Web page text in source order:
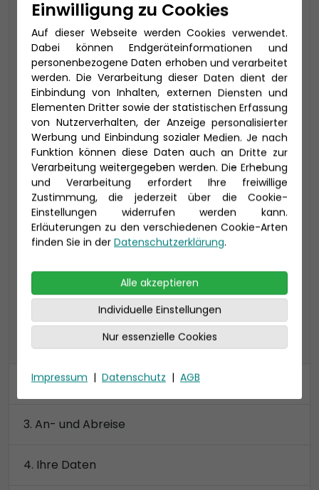
-150 € - Frühbucher Plus
2-Bett Veranda Komfort (VA)
24-37 qm, inklusive Veranda (4-16 qm)
VA: bis zu 4 Personen, 2 Bäder: Toilette und
Dusche getrennt
Preis 3.290 €
alle Kategorien anzeigen
Kabine
An- und Abreise
Ihre Daten
Einwilligung zu Cookies
Auf dieser Webseite werden Cookies verwendet.
Dabei können Endgeräteinformationen und
personenbezogene Daten erhoben und verarbeitet
werden. Die Verarbeitung dieser Daten dient der
Einbindung von Inhalten, externen Diensten und
Elementen Dritter sowie der statistischen Erfassung
von Nutzerverhalten, der Anzeige personalisierter
Werbung und Einbindung sozialer Medien. Je nach
Funktion können diese Daten auch an Dritte zur
Verarbeitung weitergegeben werden. Die Erhebung
und Verarbeitung erfordert Ihre freiwillige
Zustimmung, die jederzeit über die Cookie-
Einstellungen widerrufen werden kann.
Erläuterungen zu den verschiedenen Cookie-Arten
finden Sie in der Datenschutzerklärung.
Alle akzeptieren
Individuelle Einstellungen
Nur essenzielle Cookies
Impressum | Datenschutz | AGB